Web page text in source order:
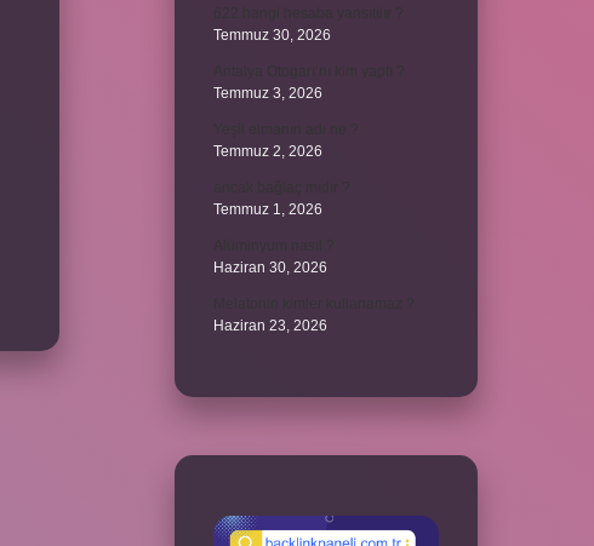
Temmuz 30, 2026
Temmuz 3, 2026
Temmuz 2, 2026
Temmuz 1, 2026
Haziran 30, 2026
Haziran 23, 2026